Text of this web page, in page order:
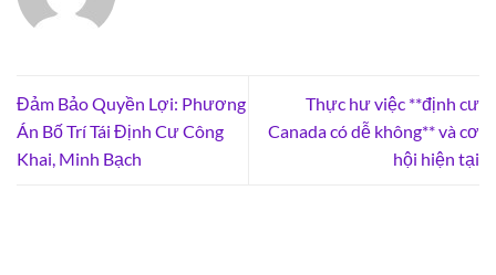
Đảm Bảo Quyền Lợi: Phương
Án Bố Trí Tái Định Cư Công
Khai, Minh Bạch
Thực hư việc **định cư
Canada có dễ không** và cơ
hội hiện tại